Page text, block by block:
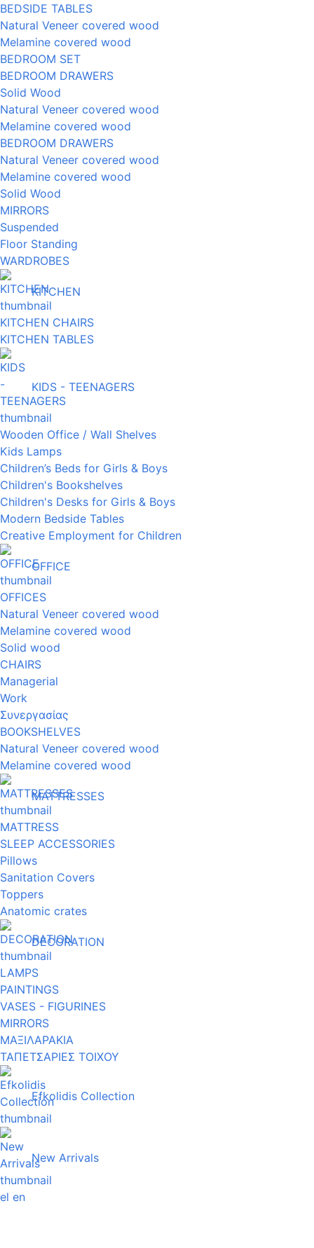
BEDSIDE TABLES
Natural Veneer covered wood
Melamine covered wood
BEDROOM SET
BEDROOM DRAWERS
Solid Wood
Natural Veneer covered wood
Melamine covered wood
BEDROOM DRAWERS
Natural Veneer covered wood
Melamine covered wood
Solid Wood
MIRRORS
Suspended
Floor Standing
WARDROBES
KITCHEN
KITCHEN CHAIRS
KITCHEN TABLES
KIDS - TEENAGERS
Wooden Office / Wall Shelves
Kids Lamps
Children’s Beds for Girls & Boys
Children's Bookshelves
Children's Desks for Girls & Boys
Modern Bedside Tables
Creative Employment for Children
OFFICE
OFFICES
Natural Veneer covered wood
Melamine covered wood
Solid wood
CHAIRS
Managerial
Work
Συνεργασίας
BOOKSHELVES
Natural Veneer covered wood
Melamine covered wood
MATTRESSES
MATTRESS
SLEEP ACCESSORIES
Pillows
Sanitation Covers
Toppers
Anatomic crates
DECORATION
LAMPS
PAINTINGS
VASES - FIGURINES
MIRRORS
ΜΑΞΙΛΑΡΑΚΙΑ
ΤΑΠΕΤΣΑΡΙΕΣ ΤΟΙΧΟΥ
Efkolidis Collection
New Arrivals
el en